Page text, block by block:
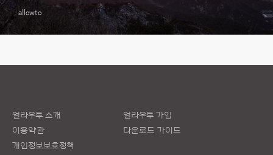
allowto
얼라우투 소개
이용약관
개인정보보호정책
얼라우투 가입
다운로드 가이드